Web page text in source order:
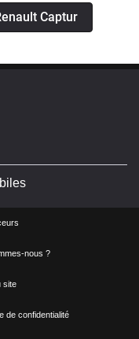
Captur
nous ?
site
de confidentialité